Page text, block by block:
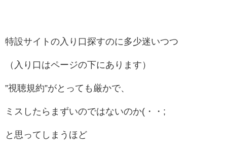
特設サイトの入り口探すのに多少迷いつつ
（入り口はページの下にあります）
”視聴規約”がとっても厳かで、
ミスしたらまずいのではないのか(・・;
と思ってしまうほど